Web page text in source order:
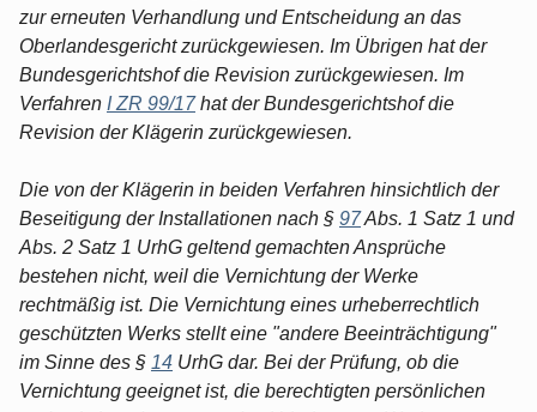
zur erneuten Verhandlung und Entscheidung an das
Oberlandesgericht zurückgewiesen. Im Übrigen hat der
Bundesgerichtshof die Revision zurückgewiesen. Im
Verfahren I ZR 99/17hat der Bundesgerichtshof die
Revision der Klägerin zurückgewiesen.
Die von der Klägerin in beiden Verfahren hinsichtlich der
Beseitigung der Installationen nach § 97Abs. 1 Satz 1 und
Abs. 2 Satz 1 UrhG geltend gemachten Ansprüche
bestehen nicht, weil die Vernichtung der Werke
rechtmäßig ist. Die Vernichtung eines urheberrechtlich
geschützten Werks stellt eine "andere Beeinträchtigung"
im Sinne des § 14 UrhG dar. Bei der Prüfung, ob die
Vernichtung geeignet ist, die berechtigten persönlichen